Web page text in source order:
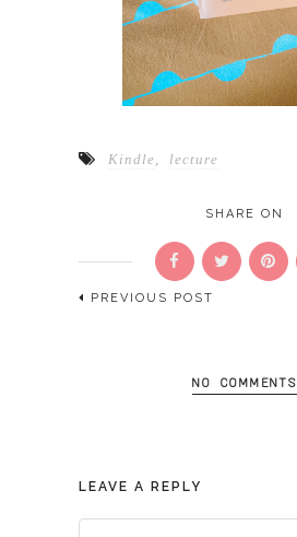
Kindle, lecture
SHARE ON
PREVIOUS POST
NO COMMENTS
LEAVE A REPLY